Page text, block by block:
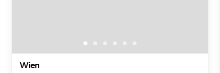
Wien